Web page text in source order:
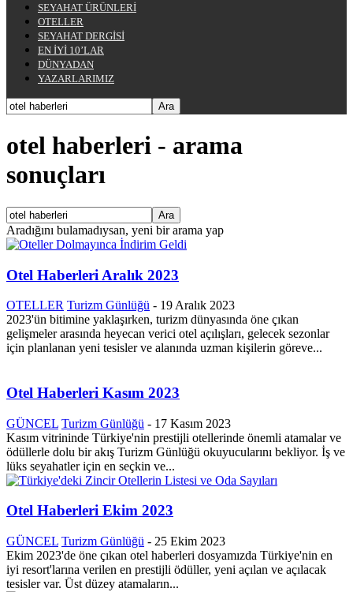
SEYAHAT ÜRÜNLERİ
OTELLER
SEYAHAT DERGİSİ
EN İYİ 10’LAR
DÜNYADAN
YAZARLARIMIZ
otel haberleri - arama
sonuçları
Aradığını bulamadıysan, yeni bir arama yap
Otel Haberleri Aralık 2023
OTELLER Turizm Günlüğü - 19 Aralık 2023
2023'ün bitimine yaklaşırken, turizm dünyasında öne çıkan
gelişmeler arasında heyecan verici otel açılışları, gelecek sezonlar
için planlanan yeni tesisler ve alanında uzman kişilerin göreve...
Otel Haberleri Kasım 2023
GÜNCEL Turizm Günlüğü - 17 Kasım 2023
Kasım vitrininde Türkiye'nin prestijli otellerinde önemli atamalar ve
ödüllerle dolu bir akış Turizm Günlüğü okuyucularını bekliyor. İş ve
lüks seyahatler için en seçkin ve...
Otel Haberleri Ekim 2023
GÜNCEL Turizm Günlüğü - 25 Ekim 2023
Ekim 2023'de öne çıkan otel haberleri dosyamızda Türkiye'nin en
iyi resort'larına verilen en prestijli ödüller, yeni açılan ve açılacak
tesisler var. Üst düzey atamaların...